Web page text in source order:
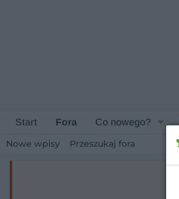
Start Fora Co nowego?
Nowe wpisy Przeszukaj fora